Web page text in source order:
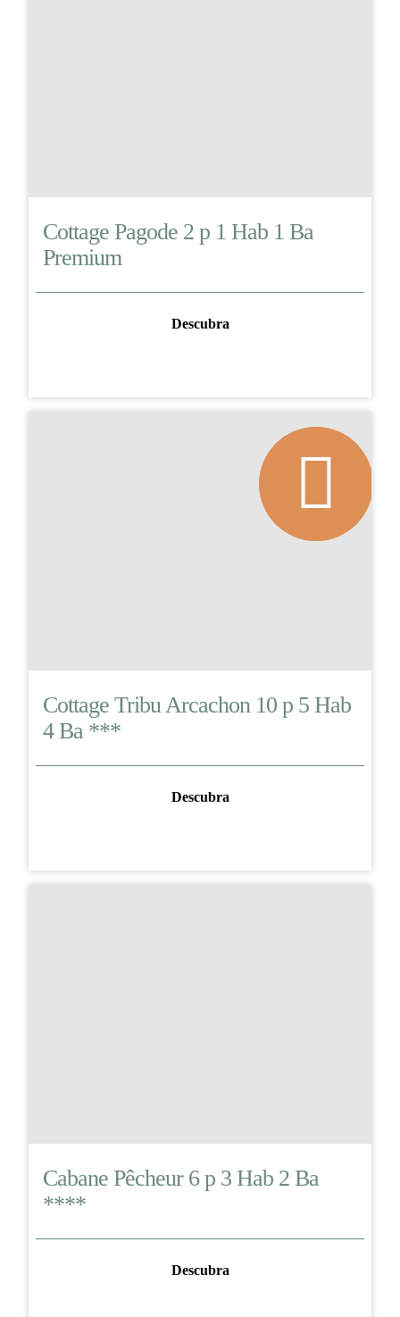
Cottage Pagode 2 p 1 Hab 1 Ba
Premium
Descubra
Cottage Tribu Arcachon 10 p 5 Hab
4 Ba ***
Descubra
Cabane Pêcheur 6 p 3 Hab 2 Ba
****
Descubra